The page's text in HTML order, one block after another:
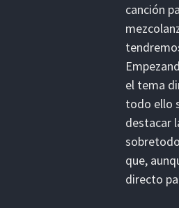
canción
el tema
todo ello
destacar
que,
directo